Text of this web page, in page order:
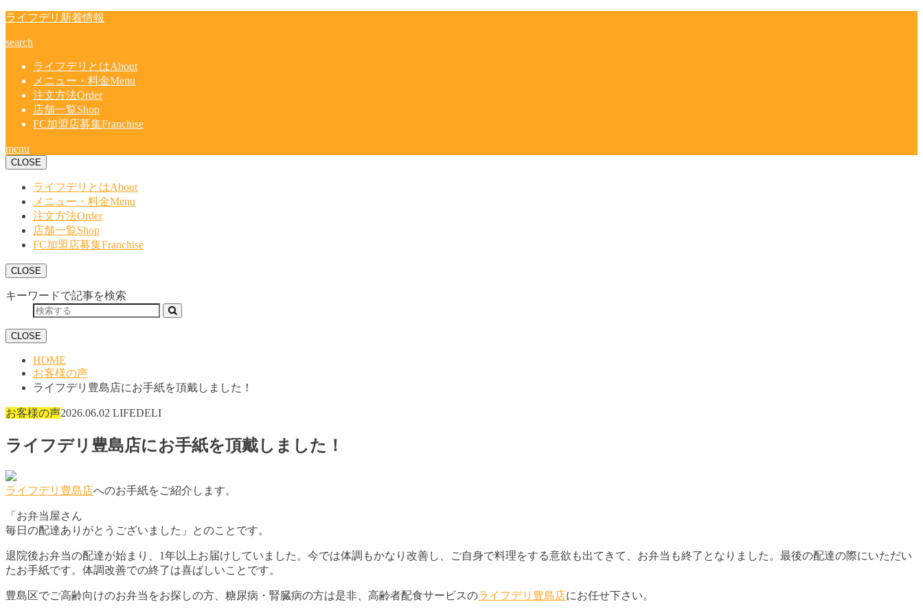
ライフデリ新着情報
search
ライフデリとはAbout
メニュー・料金Menu
注文方法Order
店舗一覧Shop
FC加盟店募集Franchise
menu
CLOSE
ライフデリとはAbout
メニュー・料金Menu
注文方法Order
店舗一覧Shop
FC加盟店募集Franchise
CLOSE
キーワードで記事を検索
CLOSE
HOME
お客様の声
ライフデリ豊島店にお手紙を頂戴しました！
お客様の声2026.06.02 LIFEDELI
ライフデリ豊島店にお手紙を頂戴しました！
ライフデリ豊島店へのお手紙をご紹介します。
「お弁当屋さん
毎日の配達ありがとうございました」とのことです。
退院後お弁当の配達が始まり、1年以上お届けしていました。今では体調もかなり改善し、ご自身で料理をする意欲も出てきて、お弁当も終了となりました。最後の配達の際にいただい
たお手紙です。体調改善での終了は喜ばしいことです。
豊島区でご高齢向けのお弁当をお探しの方、糖尿病・腎臓病の方は是非、高齢者配食サービスのライフデリ豊島店にお任せ下さい。